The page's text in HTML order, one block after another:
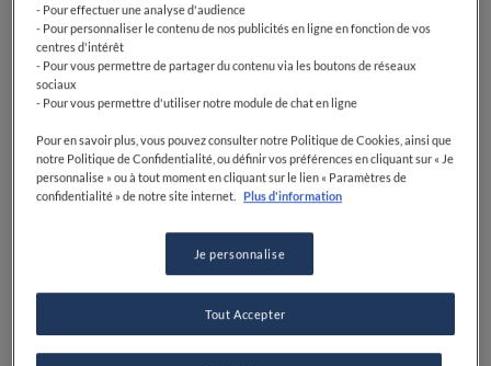
14 Rue du Saint-Esprit06600Antibes
OPEN VOIR HORAIRES D'OUVERTURE
PRIX
- Pour effectuer une analyse d'audience
- Pour personnaliser le contenu de nos publicités en ligne en fonction de vos
centres d'intérêt
- Pour vous permettre de partager du contenu via les boutons de réseaux
sociaux
- Pour vous permettre d'utiliser notre module de chat en ligne
Pour en savoir plus, vous pouvez consulter notre Politique de Cookies, ainsi que
notre Politique de Confidentialité, ou définir vos préférences en cliquant sur « Je
personnalise » ou à tout moment en cliquant sur le lien « Paramètres de
confidentialité » de notre site internet.
Plus d'information
Je personnalise
Tout Accepter